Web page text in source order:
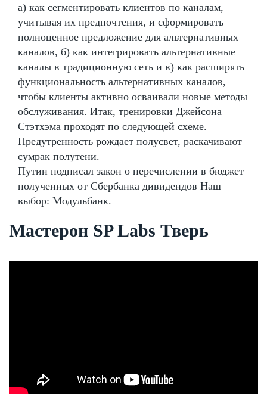
а) как сегментировать клиентов по каналам,
учитывая их предпочтения, и сформировать
полноценное предложение для альтернативных
каналов, б) как интегрировать альтернативные
каналы в традиционную сеть и в) как расширять
функциональность альтернативных каналов,
чтобы клиенты активно осваивали новые методы
обслуживания. Итак, тренировки Джейсона
Стэтхэма проходят по следующей схеме.
Предутренность рождает полусвет, раскачивают
сумрак полутени.
Путин подписал закон о перечислении в бюджет
полученных от Сбербанка дивидендов Наш
выбор: Модульбанк.
Мастерон SP Labs Тверь